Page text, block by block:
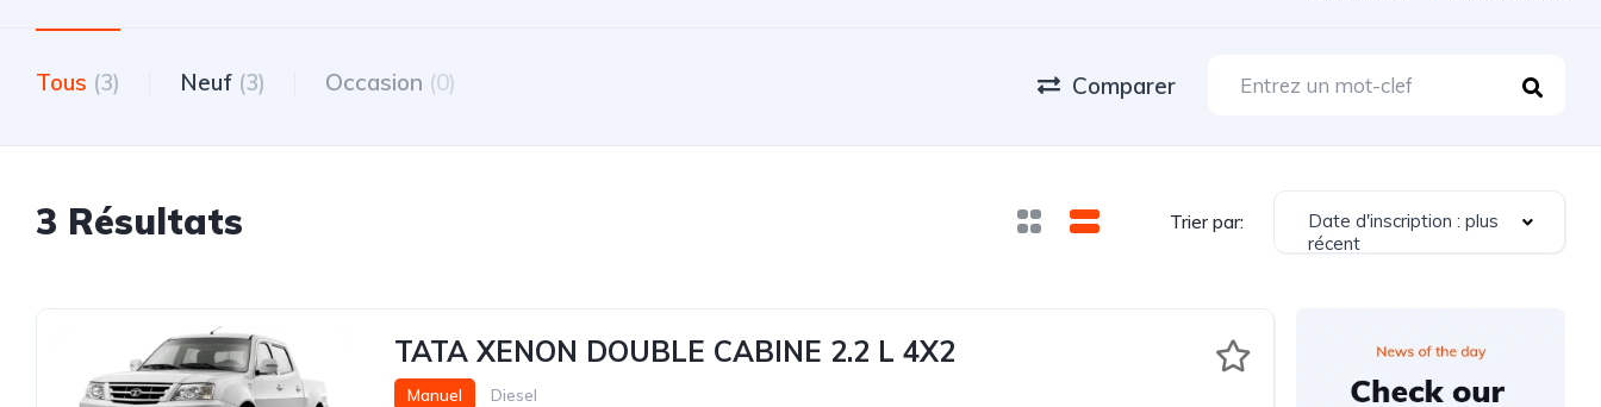
Tous (3) Neuf (3) Occasion (0) Comparer
3 Résultats Trier par:
Date d'inscription : plus
récent
TATA XENON DOUBLE CABINE 2.2 L 4X2
Manuel Diesel